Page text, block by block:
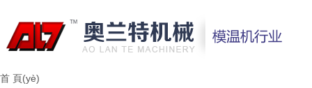
首 頁(yè)